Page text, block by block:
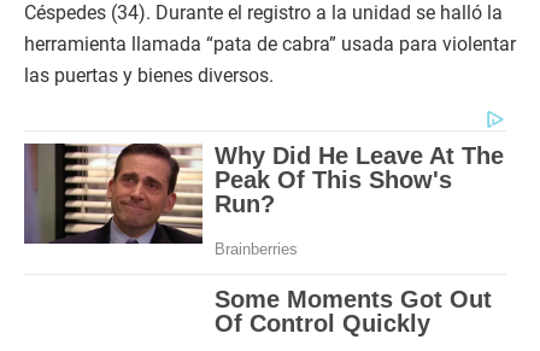
Céspedes (34). Durante el registro a la unidad se halló la
herramienta llamada “pata de cabra” usada para violentar
las puertas y bienes diversos.